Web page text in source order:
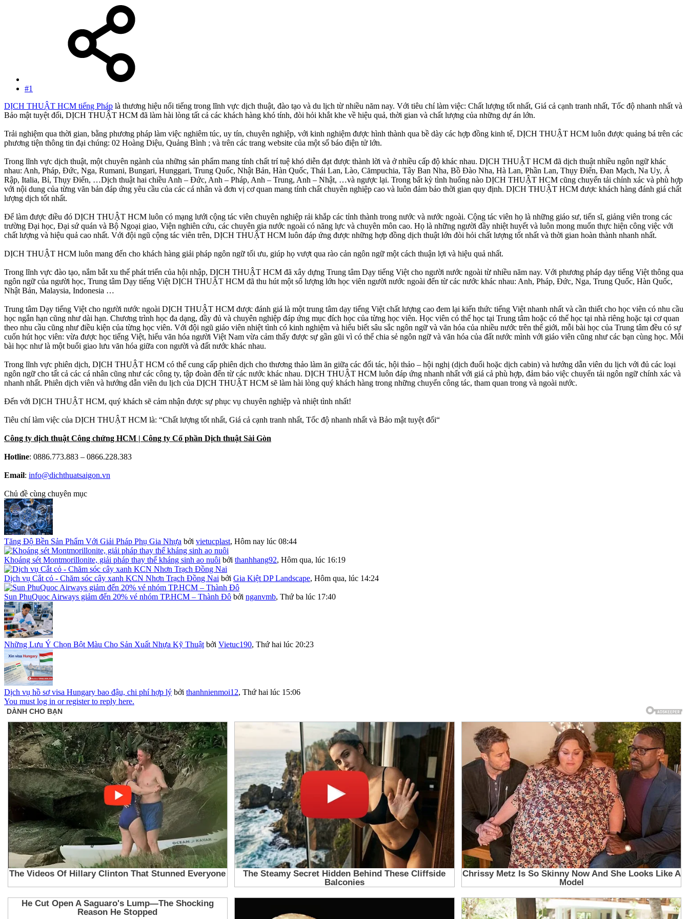
#1
DỊCH THUẬT HCM tiếng Pháp là thương hiệu nổi tiếng trong lĩnh vực dịch thuật, đào tạo và du lịch từ nhiều năm nay. Với tiêu chí làm việc: Chất lượng tốt nhất, Giá cả cạnh tranh nhất, Tốc độ nhanh nhất và
Bảo mật tuyệt đối, DỊCH THUẬT HCM đã làm hài lòng tất cả các khách hàng khó tính, đòi hỏi khắt khe về hiệu quả, thời gian và chất lượng của những dự án lớn.
Trải nghiệm qua thời gian, bằng phương pháp làm việc nghiêm túc, uy tín, chuyên nghiệp, với kinh nghiệm được hình thành qua bề dày các hợp đồng kinh tế, DỊCH THUẬT HCM luôn được quảng bá trên các
phương tiện thông tin đại chúng: 02 Hoàng Diệu, Quảng Bình ; và trên các trang website của một số báo điện tử lớn.
Trong lĩnh vực dịch thuật, một chuyên ngành của những sản phẩm mang tính chất trí tuệ khó diễn đạt được thành lời và ở nhiều cấp độ khác nhau. DỊCH THUẬT HCM đã dịch thuật nhiều ngôn ngữ khác
nhau: Anh, Pháp, Đức, Nga, Rumani, Bungari, Hunggari, Trung Quốc, Nhật Bản, Hàn Quốc, Thái Lan, Lào, Cămpuchia, Tây Ban Nha, Bồ Đào Nha, Hà Lan, Phần Lan, Thụy Điển, Đan Mạch, Na Uy, Ả
Rập, Italia, Bỉ, Thụy Điển, …Dịch thuật hai chiều Anh – Đức, Anh – Pháp, Anh – Trung, Anh – Nhật, …và ngược lại. Trong bất kỳ tình huống nào DỊCH THUẬT HCM cũng chuyển tải chính xác và phù hợp
với nội dung của từng văn bản đáp ứng yêu cầu của các cá nhân và đơn vị cơ quan mang tính chất chuyên nghiệp cao và luôn đảm bảo thời gian quy định. DỊCH THUẬT HCM được khách hàng đánh giá chất
lượng dịch tốt nhất.
Để làm được điều đó DỊCH THUẬT HCM luôn có mạng lưới cộng tác viên chuyên nghiệp rải khắp các tỉnh thành trong nước và nước ngoài. Cộng tác viên họ là những giáo sư, tiến sĩ, giảng viên trong các
trường Đại học, Đại sứ quán và Bộ Ngoại giao, Viện nghiên cứu, các chuyên gia nước ngoài có năng lực và chuyên môn cao. Họ là những người đầy nhiệt huyết và luôn mong muốn thực hiện công việc với
chất lượng và hiệu quả cao nhất. Với đội ngũ cộng tác viên trên, DỊCH THUẬT HCM luôn đáp ứng được những hợp đồng dịch thuật lớn đòi hỏi chất lượng tốt nhất và thời gian hoàn thành nhanh nhất.
DỊCH THUẬT HCM luôn mang đến cho khách hàng giải pháp ngôn ngữ tối ưu, giúp họ vượt qua rào cản ngôn ngữ một cách thuận lợi và hiệu quả nhất.
Trong lĩnh vực đào tạo, nắm bắt xu thế phát triển của hội nhập, DỊCH THUẬT HCM đã xây dựng Trung tâm Dạy tiếng Việt cho người nước ngoài từ nhiều năm nay. Với phương pháp dạy tiếng Việt thông qua
ngôn ngữ của người học, Trung tâm Dạy tiếng Việt DỊCH THUẬT HCM đã thu hút một số lượng lớn học viên người nước ngoài đến từ các nước khác nhau: Anh, Pháp, Đức, Nga, Trung Quốc, Hàn Quốc,
Nhật Bản, Malaysia, Indonesia …
Trung tâm Dạy tiếng Việt cho người nước ngoài DỊCH THUẬT HCM được đánh giá là một trung tâm dạy tiếng Việt chất lượng cao đem lại kiến thức tiếng Việt nhanh nhất và cần thiết cho học viên có nhu cầu
học ngắn hạn cũng như dài hạn. Chương trình học đa dạng, đầy đủ và chuyên nghiệp đáp ứng mục đích học của từng học viên. Học viên có thể học tại Trung tâm hoặc có thể học tại nhà riêng hoặc tại cơ quan
theo nhu cầu cũng như điều kiện của từng học viên. Với đội ngũ giáo viên nhiệt tình có kinh nghiệm và hiểu biết sâu sắc ngôn ngữ và văn hóa của nhiều nước trên thế giới, mỗi bài học của Trung tâm đều có sự
cuốn hút học viên: vừa được học tiếng Việt, hiểu văn hóa người Việt Nam vừa cảm thấy được sự gần gũi vì có thể chia sẻ ngôn ngữ và văn hóa của đất nước mình với giáo viên cũng như các bạn cùng học. Mỗi
bài học như là một buổi giao lưu văn hóa giữa con người và đất nước khác nhau.
Trong lĩnh vực phiên dịch, DỊCH THUẬT HCM có thể cung cấp phiên dịch cho thương thảo làm ăn giữa các đối tác, hội thảo – hội nghị (dịch đuổi hoặc dịch cabin) và hướng dẫn viên du lịch với đủ các loại
ngôn ngữ cho tất cả các cá nhân cũng như các công ty, tập đoàn đến từ các nước khác nhau. DỊCH THUẬT HCM luôn đáp ứng nhanh nhất với giá cả phù hợp, đảm bảo việc chuyển tải ngôn ngữ chính xác và
nhanh nhất. Phiên dịch viên và hướng dẫn viên du lịch của DỊCH THUẬT HCM sẽ làm hài lòng quý khách hàng trong những chuyến công tác, tham quan trong và ngoài nước.
Đến với DỊCH THUẬT HCM, quý khách sẽ cảm nhận được sự phục vụ chuyên nghiệp và nhiệt tình nhất!
Tiêu chí làm việc của DỊCH THUẬT HCM là: “Chất lượng tốt nhất, Giá cả cạnh tranh nhất, Tốc độ nhanh nhất và Bảo mật tuyệt đối“
Công ty dịch thuật Công chứng HCM | Công ty Cổ phần Dịch thuật Sài Gòn
Hotline: 0886.773.883 – 0866.228.383
Email: info@dichthuatsaigon.vn
Chủ đề cùng chuyên mục
Tăng Độ Bền Sản Phẩm Với Giải Pháp Phụ Gia Nhựa bởi vietucplast, Hôm nay lúc 08:44
Khoáng sét Montmorillonite, giải pháp thay thế kháng sinh ao nuôi bởi thanhhang92, Hôm qua, lúc 16:19
Dịch vụ Cắt cỏ - Chăm sóc cây xanh KCN Nhơn Trạch Đồng Nai bởi Gia Kiệt DP Landscape, Hôm qua, lúc 14:24
Sun PhuQuoc Airways giảm đến 20% vé nhóm TP.HCM – Thành Đô bởi nganvmb, Thứ ba lúc 17:40
Những Lưu Ý Chọn Bột Màu Cho Sản Xuất Nhựa Kỹ Thuật bởi Vietuc190, Thứ hai lúc 20:23
Dịch vụ hồ sơ visa Hungary bao đậu, chi phí hợp lý bởi thanhnienmoi12, Thứ hai lúc 15:06
You must log in or register to reply here.